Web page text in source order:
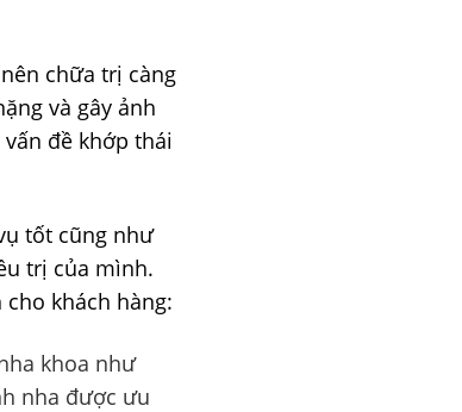
chữa trị càng
và gây ảnh
đề khớp thái
tốt cũng như
trị của mình.
khách hàng:
khoa như
nha được ưu